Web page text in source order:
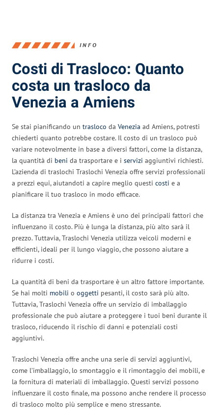
INFO
Costi di Trasloco: Quanto
costa un trasloco da
Venezia a Amiens
Se stai pianificando un trasloco da Venezia ad Amiens, potresti
chiederti quanto potrebbe costare. Il costo di un trasloco può
variare notevolmente in base a diversi fattori, come la distanza,
la quantità di beni da trasportare e i servizi aggiuntivi richiesti.
L’azienda di traslochi Traslochi Venezia offre servizi professionali
a prezzi equi, aiutandoti a capire meglio questi costi e a
pianificare il tuo trasloco in modo efficace.
La distanza tra Venezia e Amiens è uno dei principali fattori che
influenzano il costo. Più è lunga la distanza, più alto sarà il
prezzo. Tuttavia, Traslochi Venezia utilizza veicoli moderni e
efficienti, ideali per il lungo viaggio, che possono aiutare a
ridurre i costi.
La quantità di beni da trasportare è un altro fattore importante.
Se hai molti mobili o oggetti pesanti, il costo sarà più alto.
Tuttavia, Traslochi Venezia offre un servizio di imballaggio
professionale che può aiutare a proteggere i tuoi beni durante il
trasloco, riducendo il rischio di danni e potenziali costi
aggiuntivi.
Traslochi Venezia offre anche una serie di servizi aggiuntivi,
come l’imballaggio, lo smontaggio e il rimontaggio dei mobili, e
la fornitura di materiali di imballaggio. Questi servizi possono
influenzare il costo finale, ma possono anche rendere il processo
di trasloco molto più semplice e meno stressante.